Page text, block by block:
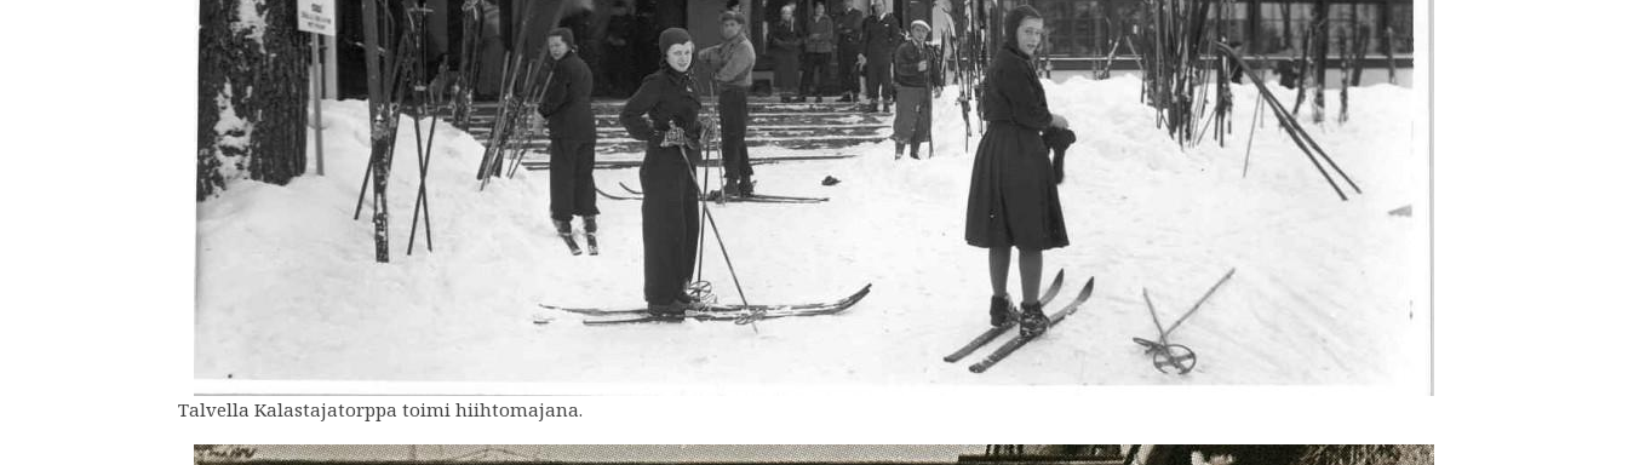
Talvella Kalastajatorppa toimi hiihtomajana.